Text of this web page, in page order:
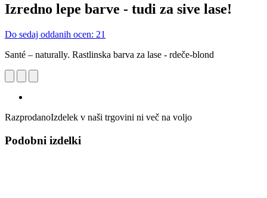
Izredno lepe barve - tudi za sive lase!
Do sedaj oddanih ocen: 21
Santé – naturally. Rastlinska barva za lase - rdeče-blond
RazprodanoIzdelek v naši trgovini ni več na voljo
Podobni izdelki